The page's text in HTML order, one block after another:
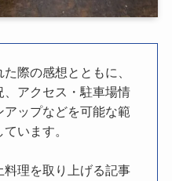
際の感想とともに、
アクセス・駐車場情
ップなどを可能な範
います。
理を取り上げる記事